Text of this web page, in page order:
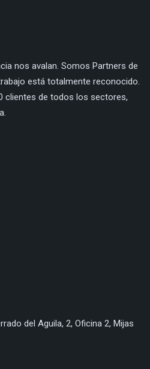
nos avalan. Somos Partners de
está totalmente reconocido.
clientes de todos los sectores,
del Aguila, 2, Oficina 2, Mijas